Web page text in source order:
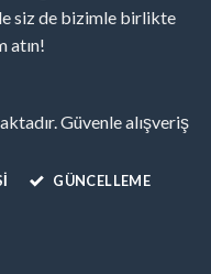
siz de bizimle birlikte
atın!
Güvenle alışveriş
GÜNCELLEME